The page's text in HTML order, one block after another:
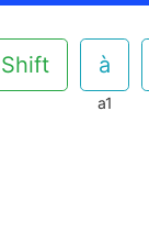
Shift
a1